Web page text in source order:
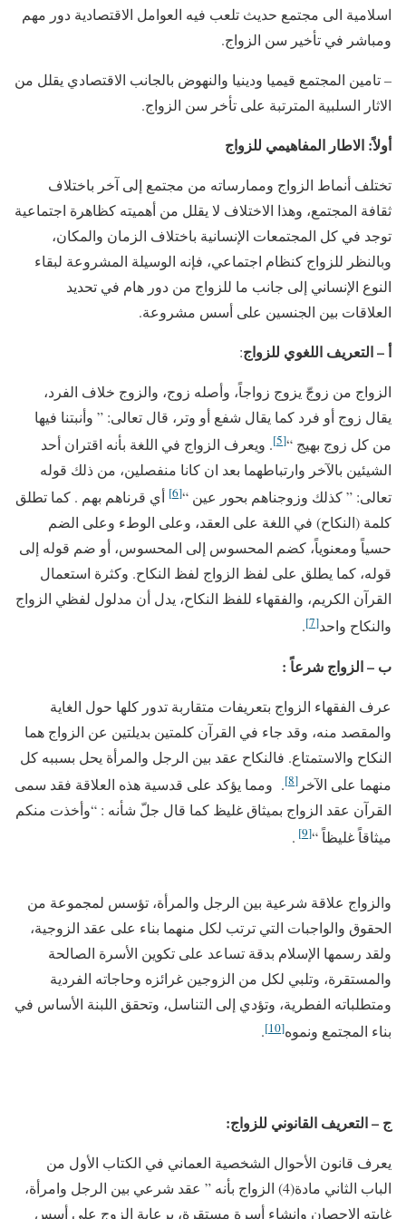
اسلامية الى مجتمع حديث تلعب فيه العوامل الاقتصادية دور مهم
ومباشر في تأخير سن الزواج.
– تامين المجتمع قيميا ودينيا والنهوض بالجانب الاقتصادي يقلل من
الاثار السلبية المترتبة على تأخر سن الزواج.
أولاً: الاطار المفاهيمي للزواج
تختلف أنماط الزواج وممارساته من مجتمع إلى آخر باختلاف
ثقافة المجتمع، وهذا الاختلاف لا يقلل من أهميته كظاهرة اجتماعية
توجد في كل المجتمعات الإنسانية باختلاف الزمان والمكان،
وبالنظر للزواج كنظام اجتماعي، فإنه الوسيلة المشروعة لبقاء
النوع الإنساني إلى جانب ما للزواج من دور هام في تحديد
العلاقات بين الجنسين على أسس مشروعة.
أ – التعريف اللغوي للزواج:
الزواج من زوجّ يزوج زواجاً، وأصله زوج، والزوج خلاف الفرد،
يقال زوج أو فرد كما يقال شفع أو وتر، قال تعالى: ” وأنبتنا فيها
من كل زوج بهيج “[5]
. ويعرف الزواج في اللغة بأنه اقتران أحد
الشيئين بالآخر وارتباطهما بعد ان كانا منفصلين، من ذلك قوله
تعالى: ” كذلك وزوجناهم بحور عين “[6]
أي قرناهم بهم . كما تطلق
كلمة (النكاح) في اللغة على العقد، وعلى الوطء وعلى الضم
حسياً ومعنوياً، كضم المحسوس إلى المحسوس، أو ضم قوله إلى
قوله، كما يطلق على لفظ الزواج لفظ النكاح. وكثرة استعمال
القرآن الكريم، والفقهاء للفظ النكاح، يدل أن مدلول لفظي الزواج
والنكاح واحد[7]
.
ب – الزواج شرعاً :
عرف الفقهاء الزواج بتعريفات متقاربة تدور كلها حول الغاية
والمقصد منه، وقد جاء في القرآن كلمتين بديلتين عن الزواج هما
النكاح والاستمتاع. فالنكاح عقد بين الرجل والمرأة يحل بسببه كل
منهما على الآخر [8]
. ومما يؤكد على قدسية هذه العلاقة فقد سمى
القرآن عقد الزواج بميثاق غليظ كما قال جلّ شأنه : “وأخذت منكم
ميثاقاً غليظاً “[9]
.
والزواج علاقة شرعية بين الرجل والمرأة، تؤسس لمجموعة من
الحقوق والواجبات التي ترتب لكل منهما بناء على عقد الزوجية،
ولقد رسمها الإسلام بدقة تساعد على تكوين الأسرة الصالحة
والمستقرة، وتلبي لكل من الزوجين غرائزه وحاجاته الفردية
ومتطلباته الفطرية، وتؤدي إلى التناسل، وتحقق اللبنة الأساس في
بناء المجتمع ونموه[10]
.
ج – التعريف القانوني للزواج:
يعرف قانون الأحوال الشخصية العماني في الكتاب الأول من
الباب الثاني مادة(4) الزواج بأنه ” عقد شرعي بين الرجل وامرأة،
غايته الإحصان وإنشاء أسرة مستقرة، برعاية الزوج على أسس